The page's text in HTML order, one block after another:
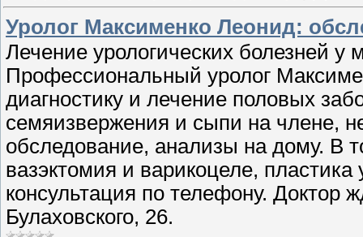
Уролог Максименко Леонид:
Лечение урологических болезней
Профессиональный уролог
диагностику и лечение половых
семяизвержения и сыпи на члене,
обследование, анализы на дому. В
вазэктомия и варикоцеле,
консультация по телефону. Доктор
Булаховского, 26.